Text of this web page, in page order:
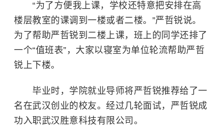
“为了方便我上课，学校还特意把安排在高
楼层教室的课调到一楼或者二楼。”严哲锐说。
为了帮助严哲锐到二楼上课，班上的同学还排了
一个“值班表”，大家以寝室为单位轮流帮助严哲
锐上下楼。
毕业时，学院就业导师将严哲锐推荐给了一
名在武汉创业的校友。经过几轮面试，严哲锐成
功入职武汉胜意科技有限公司。